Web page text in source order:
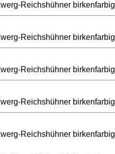
Reichshühner birkenfarbig
Reichshühner birkenfarbig
Reichshühner birkenfarbig
Reichshühner birkenfarbig
Reichshühner birkenfarbig